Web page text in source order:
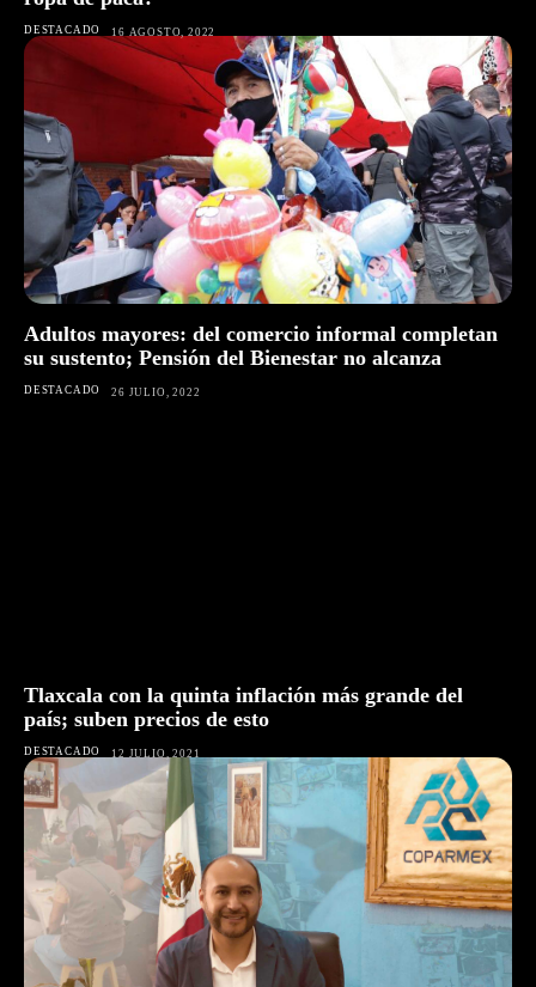
DESTACADO 16 AGOSTO, 2022
Adultos mayores: del comercio informal completan
su sustento; Pensión del Bienestar no alcanza
DESTACADO 26 JULIO, 2022
Tlaxcala con la quinta inflación más grande del
país; suben precios de esto
DESTACADO 12 JULIO, 2021